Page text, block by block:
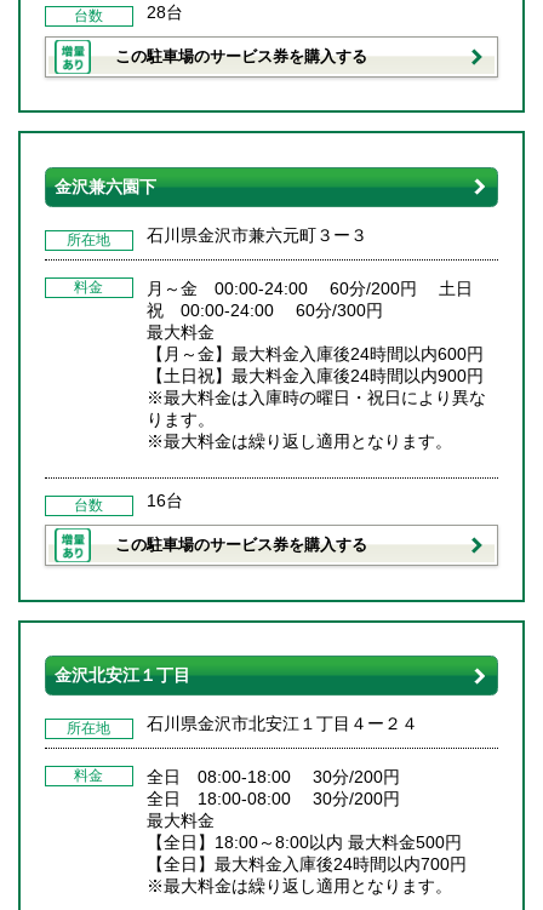
台数 28台
この駐車場のサービス券を購入する
金沢兼六園下
所在地 石川県金沢市兼六元町３ー３
料金
月～金 00:00-24:00 60分/200円 土日
祝 00:00-24:00 60分/300円
最大料金
【月～金】最大料金入庫後24時間以内600円
【土日祝】最大料金入庫後24時間以内900円
※最大料金は入庫時の曜日・祝日により異な
ります。
※最大料金は繰り返し適用となります。
台数 16台
この駐車場のサービス券を購入する
金沢北安江１丁目
所在地 石川県金沢市北安江１丁目４ー２４
料金
全日 08:00-18:00 30分/200円
全日 18:00-08:00 30分/200円
最大料金
【全日】18:00～8:00以内 最大料金500円
【全日】最大料金入庫後24時間以内700円
※最大料金は繰り返し適用となります。